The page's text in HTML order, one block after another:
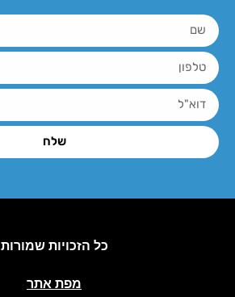
שלח
כל הזכויות שמורות
מפת אתר